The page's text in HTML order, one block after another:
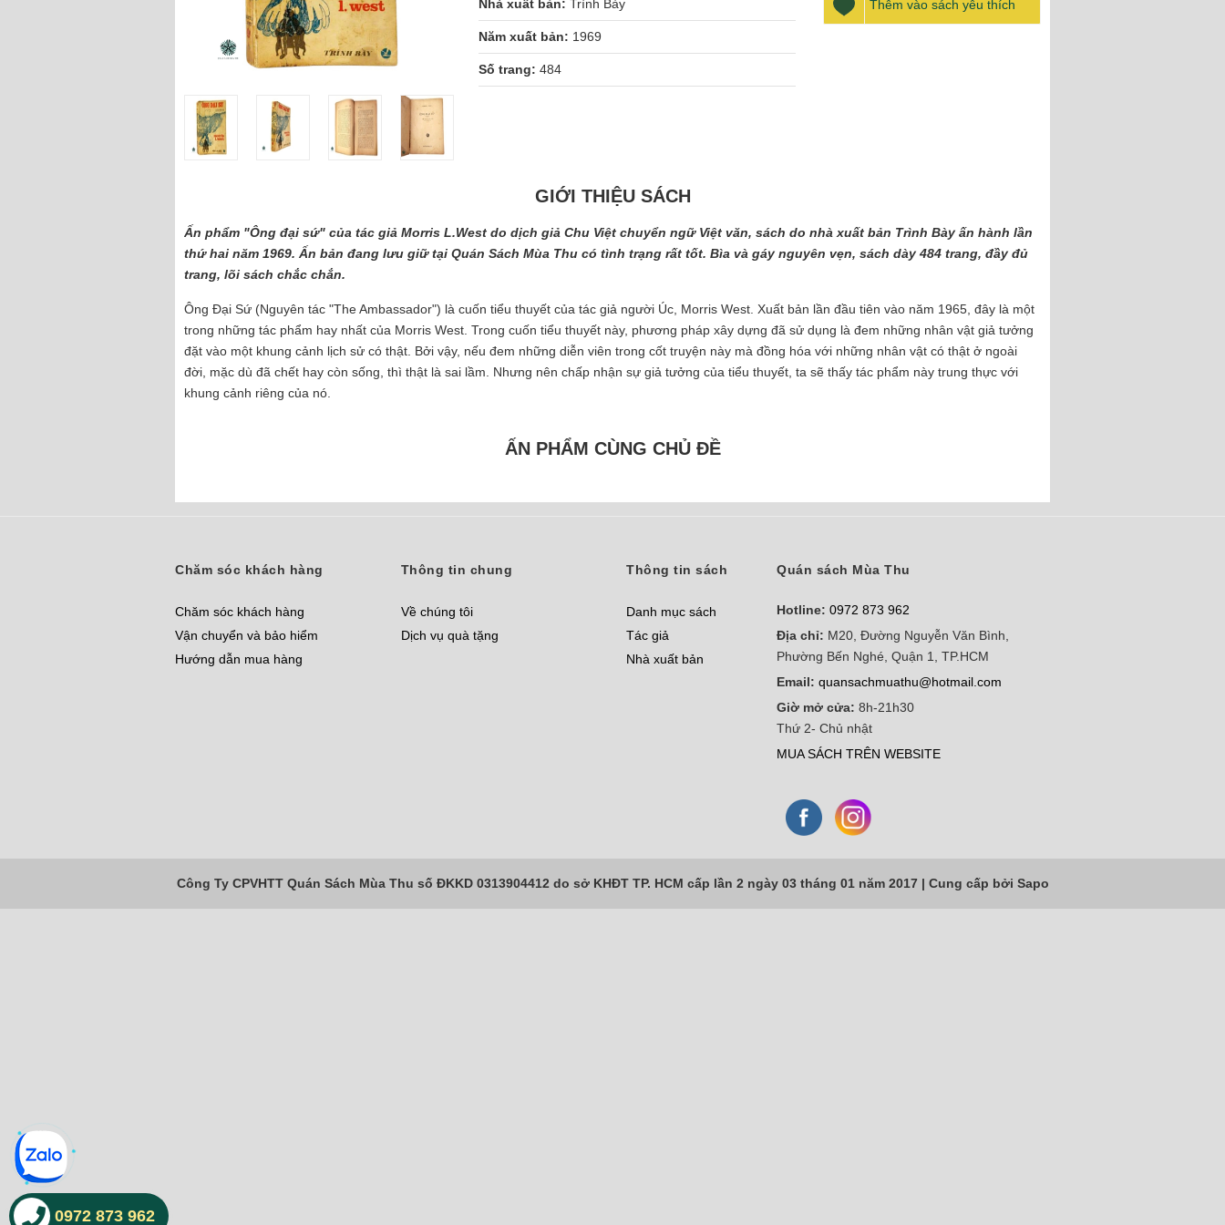
Nhà xuất bản: Trình Bày
Năm xuất bản: 1969
Số trang: 484
Thêm vào sách yêu thích
GIỚI THIỆU SÁCH
Ấn phẩm "Ông đại sứ" của tác giả Morris L.West do dịch giả Chu Việt chuyển ngữ Việt văn, sách do nhà xuất bản Trình Bày ấn hành lần
thứ hai năm 1969. Ấn bản đang lưu giữ tại Quán Sách Mùa Thu có tình trạng rất tốt. Bìa và gáy nguyên vẹn, sách dày 484 trang, đầy đủ
trang, lõi sách chắc chắn.
Ông Đại Sứ (Nguyên tác "The Ambassador") là cuốn tiểu thuyết của tác giả người Úc, Morris West. Xuất bản lần đầu tiên vào năm 1965, đây là một
trong những tác phẩm hay nhất của Morris West. Trong cuốn tiểu thuyết này, phương pháp xây dựng đã sử dụng là đem những nhân vật giả tưởng
đặt vào một khung cảnh lịch sử có thật. Bởi vậy, nếu đem những diễn viên trong cốt truyện này mà đồng hóa với những nhân vật có thật ở ngoài
đời, mặc dù đã chết hay còn sống, thì thật là sai lầm. Nhưng nên chấp nhận sự giả tưởng của tiểu thuyết, ta sẽ thấy tác phẩm này trung thực với
khung cảnh riêng của nó.
ẤN PHẨM CÙNG CHỦ ĐỀ
Chăm sóc khách hàng
Chăm sóc khách hàng
Vận chuyển và bảo hiểm
Hướng dẫn mua hàng
Thông tin chung
Về chúng tôi
Dịch vụ quà tặng
Thông tin sách
Danh mục sách
Tác giả
Nhà xuất bản
Quán sách Mùa Thu
Hotline: 0972 873 962
Địa chỉ: M20, Đường Nguyễn Văn Bình,
Phường Bến Nghé, Quận 1, TP.HCM
Email: quansachmuathu@hotmail.com
Giờ mở cửa: 8h-21h30
Thứ 2- Chủ nhật
MUA SÁCH TRÊN WEBSITE
Công Ty CPVHTT Quán Sách Mùa Thu số ĐKKD 0313904412 do sở KHĐT TP. HCM cấp lần 2 ngày 03 tháng 01 năm 2017 | Cung cấp bởi Sapo
0972 873 962